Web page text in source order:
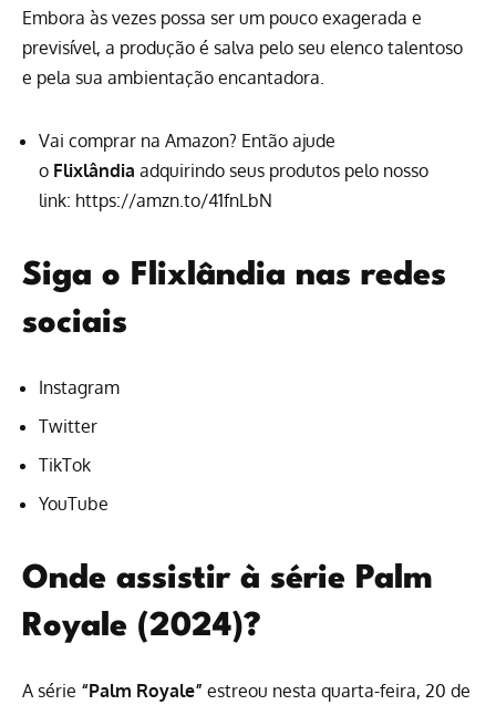
Embora às vezes possa ser um pouco exagerada e
previsível, a produção é salva pelo seu elenco talentoso
e pela sua ambientação encantadora.
Vai comprar na Amazon? Então ajude
o Flixlândia adquirindo seus produtos pelo nosso
link: https://amzn.to/41fnLbN
Siga o Flixlândia nas redes
sociais
Instagram
Twitter
TikTok
YouTube
Onde assistir à série Palm
Royale (2024)?
A série “Palm Royale” estreou nesta quarta-feira, 20 de